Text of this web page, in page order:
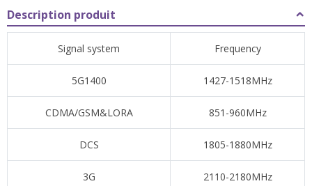
Description produit
Signal system Frequency
5G1400 1427-1518MHz
CDMA/GSM&LORA 851-960MHz
DCS 1805-1880MHz
3G 2110-2180MHz